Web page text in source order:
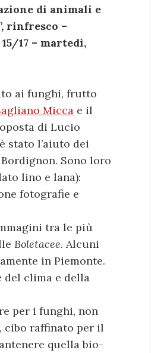
di animali e
rinfresco –
17 – martedì,
ai funghi, frutto
Micca e il
di Lucio
stato l’aiuto dei
Sono loro
lino e lana):
fotografie e
tra le più
Boletacee. Alcuni
in Piemonte.
clima e della
per i funghi, non
cibo raffinato per il
quella bio-